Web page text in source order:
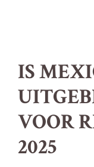
IS
VOOR
2025